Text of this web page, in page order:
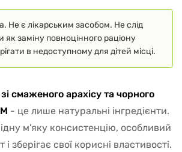
Не є лікарським засобом. Не слід
як заміну повноцінного раціону
в недоступному для дітей місці.
смаженого арахісу та чорного
- це лише натуральні інгредієнти.
м'яку консистенцію, особливий
зберігає свої корисні властивості.